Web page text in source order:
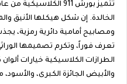
الخالدة. إن شكل هيكلها الأنيق
تعرف فوراً، وتكرم تصميمها
الطرازات الكلاسيكية خيارات
والأبيض الجائزة الكبرى،